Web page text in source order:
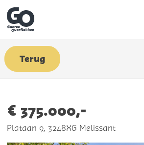
Terug
€ 375.000,-
Plataan 9, 3248XG Melissant